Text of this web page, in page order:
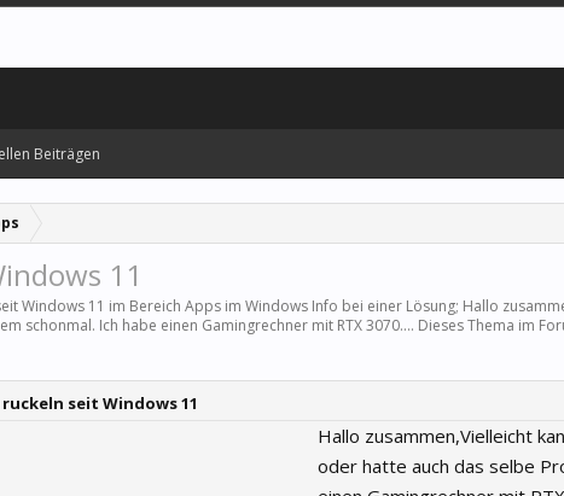
11
Windows 11 im Bereich Apps im Windows Info bei einer Lösung; Hallo
schonmal. Ich habe einen Gamingrechner mit RTX 3070.... Dieses Thema im
ruckeln seit Windows 11
Hallo zusammen,Vielleicht
oder hatte auch das selbe
Beiträgen